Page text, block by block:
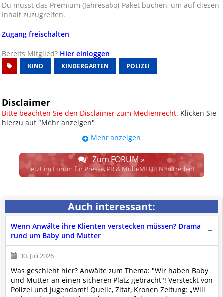
Du musst das Premium (Jahresabo)-Paket buchen, um auf diesen
Inhalt zuzugreifen.
Zugang freischalten
Bereits Mitglied? Hier einloggen
KIND KINDERGARTEN POLIZEI
Disclaimer
Bitte beachten Sie den Disclaimer zum Medienrecht. Klicken Sie
hierzu auf "Mehr anzeigen"
UPDATE: § 17 ECG seit 16.02.2024
weggefallen.
Wir lassen den Disclaimertext dennoch so stehen, bis sich die
Justiz im klaren ist, wodurch dieser und etliche weitere, damit
Spielraum für das sog. "Richterrecht", welches alleine aufgrund
schwammiger Gesetze gewisse Parteien bevorzugen kann.
Wir verweisen hiermit auf denAusschluss der Verantwortlichkeit bei
und betonen ausdrücklich, dass wir die im Abs. 1 des § 17 ECG
genannte Überprüfung etwaiger Rechtswidrigkeit im verlinkten Inhalt
nicht immer gewährleisten können.
Die Betreiber und die Autoren dieser Website sind weder Juristen, noch
beschäftigen sie solche, dürfen und können daherkeine
Rechtsgutachten über externen Contenterstellen.
Mehr anzeigen
Zum FORUM »
Jetzt im Forum für Presse, PR & Multi-MEDIEN mitreden!
Auch interessant:
Wenn Anwälte ihre Klienten verstecken müssen? Drama
rund um Baby und Mutter
30. Juli 2026
Was geschieht hier? Anwälte zum Thema: "Wir haben Baby
und Mutter an einen sicheren Platz gebracht"! Versteckt von
Polizei und Jugendamt! Quelle, Zitat, Kronen Zeitung: „Will